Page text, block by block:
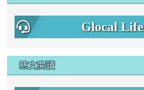
Glocal Life
慈文閱讀